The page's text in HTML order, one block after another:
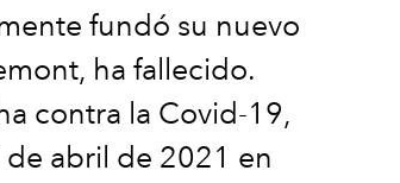
fundó su nuevo
ha fallecido.
contra la Covid-19,
abril de 2021 en